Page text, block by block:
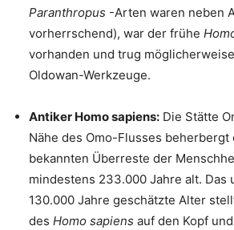
Paranthropus -Arten waren neben
vorherrschend), war der frühe
vorhanden und trug
Oldowan-Werkzeuge.
Antiker Homo sapiens: Die Stätte
Nähe des Omo-Flusses
bekannten Überreste der
mindestens 233.000 Jahre alt. Das
130.000 Jahre geschätzte Alter
des Homo sapiens auf den Kopf